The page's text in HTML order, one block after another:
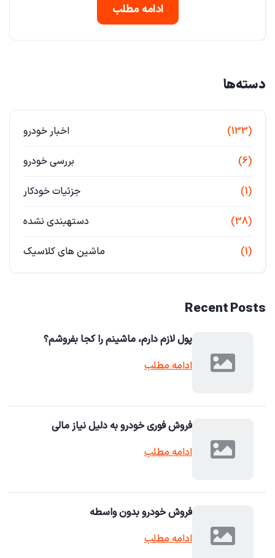
ادامه مطلب
دسته‌ها
اخبار خودرو (133)
بررسی خودرو (6)
جزئیات خودکار (1)
دستهبندی نشده (38)
ماشین های کلاسیک (1)
Recent Posts
پول لازم دارم، ماشینم را کجا بفروشم؟
ادامه مطلب
فروش فوری خودرو به دلیل نیاز مالی
ادامه مطلب
فروش خودرو بدون واسطه
ادامه مطلب